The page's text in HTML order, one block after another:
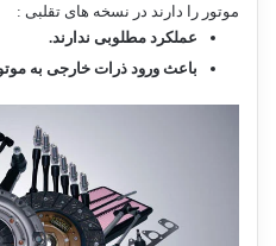
موتور را دارند در نسخه های تقلبی :
عملکرد مطلوبی ندارند.
باعث ورود ذرات خارجی به